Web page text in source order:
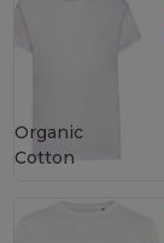
Organic
Cotton